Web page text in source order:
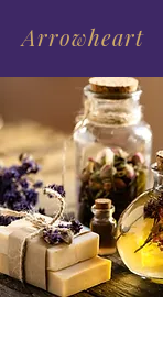
Arrowheart